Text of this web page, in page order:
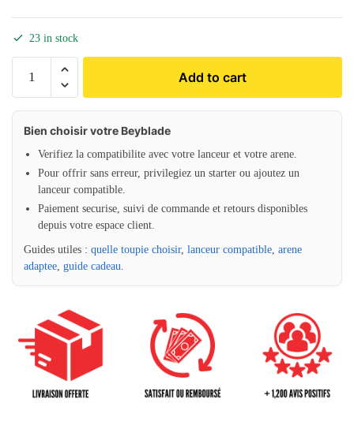
23 in stock
Add to cart
Bien choisir votre Beyblade
Verifiez la compatibilite avec votre lanceur et votre arene.
Pour offrir sans erreur, privilegiez un starter ou ajoutez un
lanceur compatible.
Paiement securise, suivi de commande et retours disponibles
depuis votre espace client.
Guides utiles : quelle toupie choisir, lanceur compatible arene
adaptee guide cadeau